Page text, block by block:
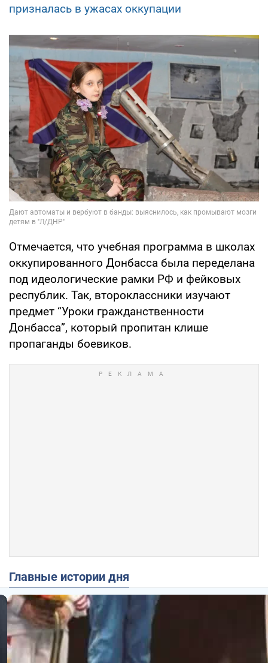
призналась в ужасах оккупации
Отмечается, что учебная программа в школах
оккупированного Донбасса была переделана
под идеологические рамки РФ и фейковых
республик. Так, второклассники изучают
предмет “Уроки гражданственности
Донбасса”, который пропитан клише
пропаганды боевиков.
Главные истории дня